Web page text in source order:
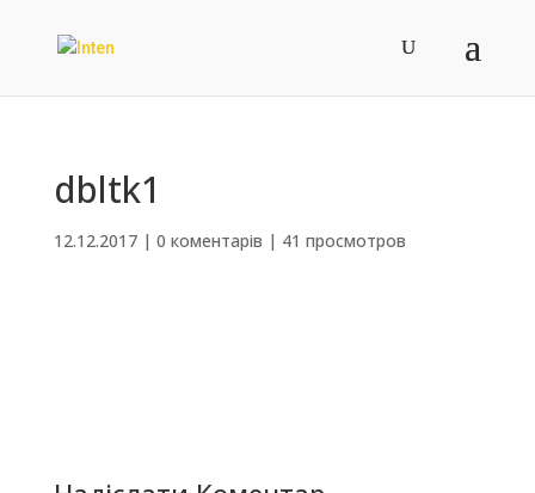
dbltk1
12.12.2017| 0 коментарів | 41 просмотров